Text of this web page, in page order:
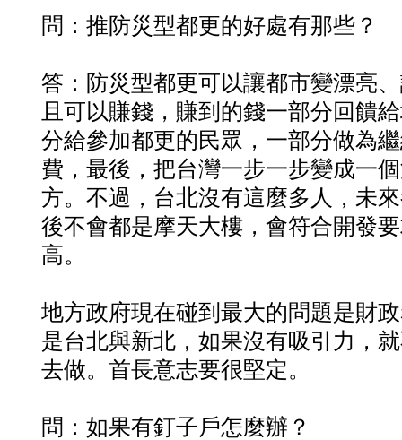
問：推防災型都更的好處有那些？
答：防災型都更可以讓都市變漂亮
且可以賺錢，賺到的錢一部分回饋
分給參加都更的民眾，一部分做為
費，最後，把台灣一步一步變成一
方。不過，台北沒有這麼多人，未
後不會都是摩天大樓，會符合開發
高。
地方政府現在碰到最大的問題是財
是台北與新北，如果沒有吸引力，
去做。首長意志要很堅定。
問：如果有釘子戶怎麼辦？